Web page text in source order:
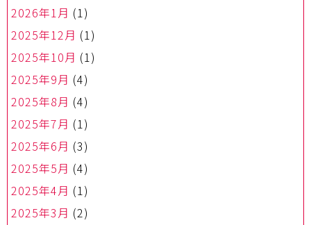
2026年1月 (1)
2025年12月 (1)
2025年10月 (1)
2025年9月 (4)
2025年8月 (4)
2025年7月 (1)
2025年6月 (3)
2025年5月 (4)
2025年4月 (1)
2025年3月 (2)